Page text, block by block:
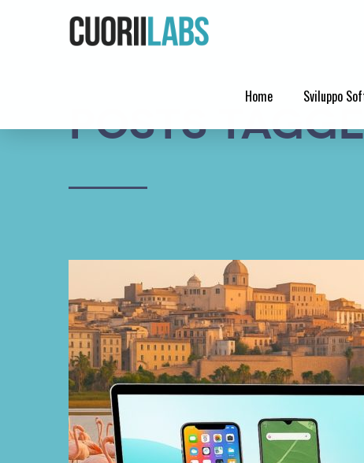
Home Sviluppo
Posts